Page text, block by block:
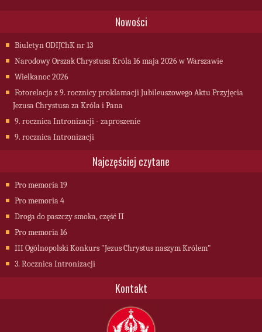
Nowości
Biuletyn ODIJChK nr 13
Narodowy Orszak Chrystusa Króla 16 maja 2026 w Warszawie
Wielkanoc 2026
Fotorelacja z 9. rocznicy proklamacji Jubileuszowego Aktu Przyjęcia
Jezusa Chrystusa za Króla i Pana
9. rocznica Intronizacji - zaproszenie
9. rocznica Intronizacji
Najczęściej czytane
Pro memoria 19
Pro memoria 4
Droga do paszczy smoka, część II
Pro memoria 16
III Ogólnopolski Konkurs "Jezus Chrystus naszym Królem"
3. Rocznica Intronizacji
Kontakt